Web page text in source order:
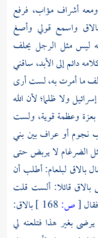
ومعه أشراف مؤاب، فرفع
واسمع قولي وأصغ
ليس مثل الرجل يحلف
دائم إلى الأبد، ساقني
ما أمرت به، لست أرى
ولا ظلما؛ لأن الله
بعزة وعظمة قوية، ولست
نجوم أو عراف بين بني
الضرغام لا يربض حتى
بالاق لبلعام:أطلب أن
بالاق قائلا: ألست قلت
[ص:
بالاق:
بغير هذا فتلعنه لي